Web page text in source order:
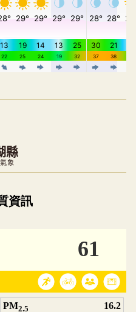
縣
象
覺預覽，完整即時空